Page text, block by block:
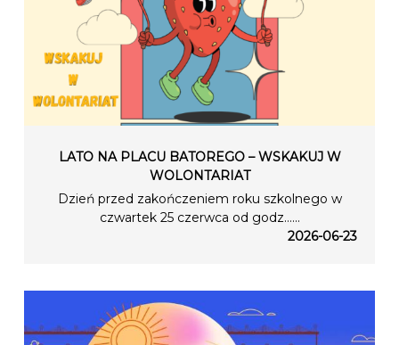
LATO NA PLACU BATOREGO – WSKAKUJ W
WOLONTARIAT
Dzień przed zakończeniem roku szkolnego w
czwartek 25 czerwca od godz…...
2026-06-23